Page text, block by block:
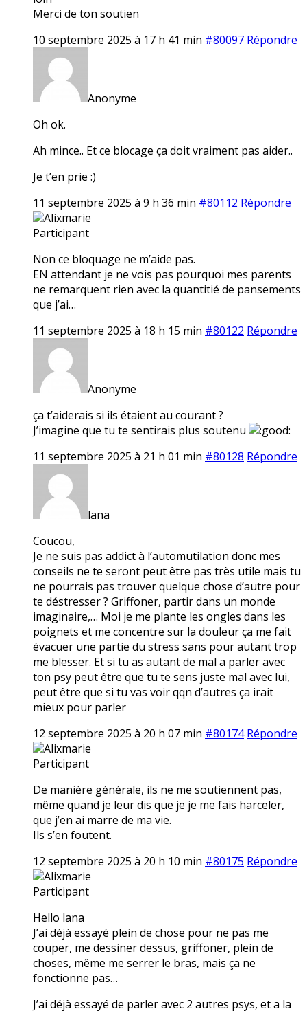
Merci de ton soutien
10 septembre 2025 à 17 h 41 min #80097 Répondre
Anonyme
Oh ok.
Ah mince.. Et ce blocage ça doit vraiment pas aider..
Je t’en prie :)
11 septembre 2025 à 9 h 36 min #80112 Répondre
Alixmarie
Participant
Non ce bloquage ne m’aide pas.
EN attendant je ne vois pas pourquoi mes parents
ne remarquent rien avec la quantitié de pansements
que j’ai…
11 septembre 2025 à 18 h 15 min #80122 Répondre
Anonyme
ça t’aiderais si ils étaient au courant ?
J’imagine que tu te sentirais plus soutenu
11 septembre 2025 à 21 h 01 min #80128 Répondre
lana
Coucou,
Je ne suis pas addict à l’automutilation donc mes
conseils ne te seront peut être pas très utile mais tu
ne pourrais pas trouver quelque chose d’autre pour
te déstresser ? Griffoner, partir dans un monde
imaginaire,… Moi je me plante les ongles dans les
poignets et me concentre sur la douleur ça me fait
évacuer une partie du stress sans pour autant trop
me blesser. Et si tu as autant de mal a parler avec
ton psy peut être que tu te sens juste mal avec lui,
peut être que si tu vas voir qqn d’autres ça irait
mieux pour parler
12 septembre 2025 à 20 h 07 min #80174 Répondre
Alixmarie
Participant
De manière générale, ils ne me soutiennent pas,
même quand je leur dis que je je me fais harceler,
que j’en ai marre de ma vie.
Ils s’en foutent.
12 septembre 2025 à 20 h 10 min #80175 Répondre
Alixmarie
Participant
Hello lana
J’ai déjà essayé plein de chose pour ne pas me
couper, me dessiner dessus, griffoner, plein de
choses, même me serrer le bras, mais ça ne
fonctionne pas…
J’ai déjà essayé de parler avec 2 autres psys, et a la